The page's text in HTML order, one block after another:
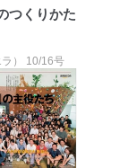
の機会を通
を継続的に改
ジメントシ
下までご連
。
つくりかた
） 10/16号